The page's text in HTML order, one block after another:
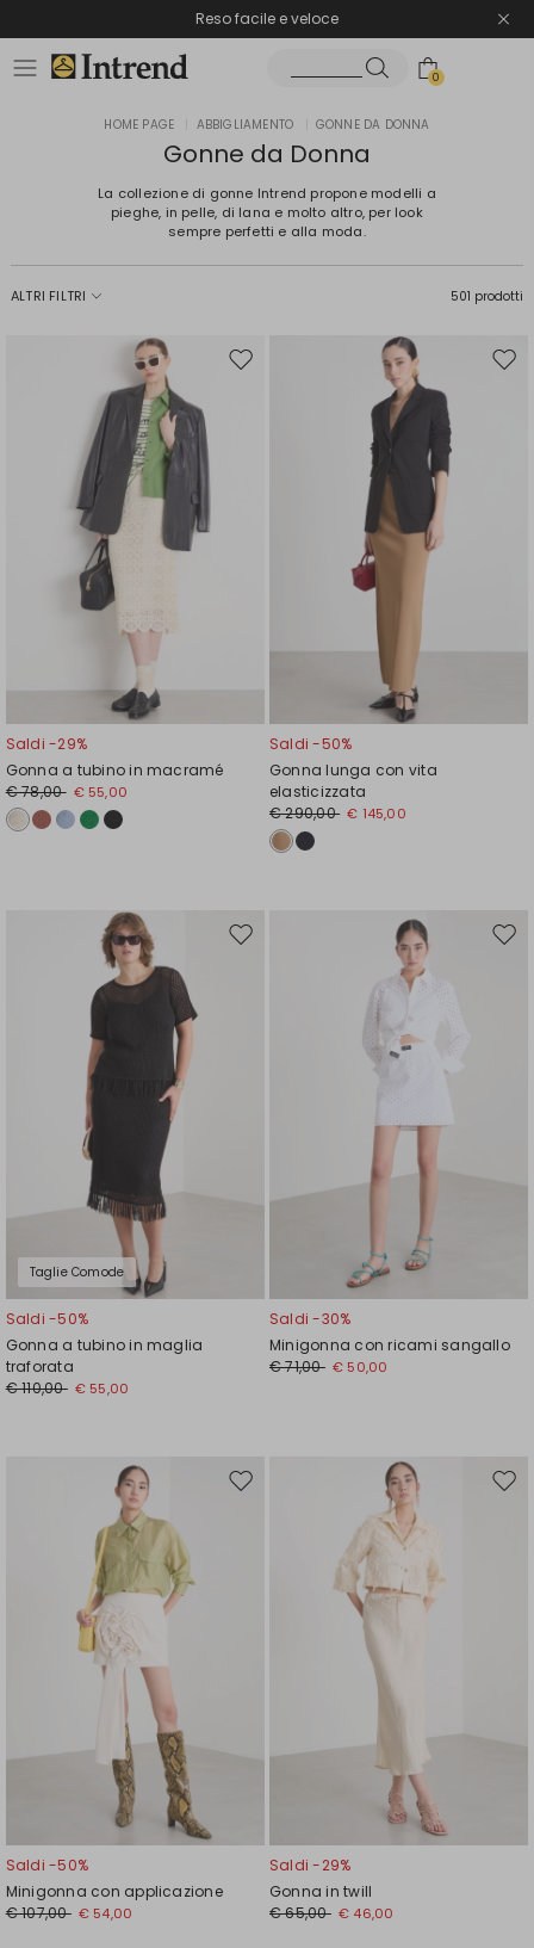
Spedizione gratuita
Reso facile e veloce
0
HOME PAGE ABBIGLIAMENTO GONNE DA DONNA
Gonne da Donna
La collezione di gonne Intrend propone modelli a
pieghe, in pelle, di lana e molto altro, per look
sempre perfetti e alla moda.
ALTRI FILTRI 501 prodotti
Sposta
Saldi -29%
Gonna a tubino in macramé
€ 78,00 € 55,00
Saldi -50%
Gonna lunga con vita
elasticizzata
€ 290,00 € 145,00
Taglie Comode
Sposta
Saldi -50%
Gonna a tubino in maglia
traforata
€ 110,00 € 55,00
Saldi -30%
Minigonna con ricami sangallo
€ 71,00 € 50,00
Sposta
Saldi -50%
Minigonna con applicazione
€ 107,00 € 54,00
Saldi -29%
Gonna in twill
€ 65,00 € 46,00